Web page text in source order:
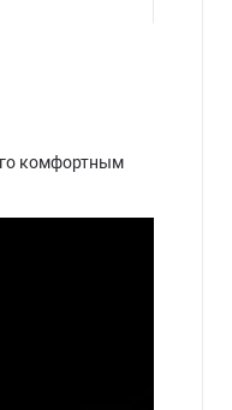
комфортным